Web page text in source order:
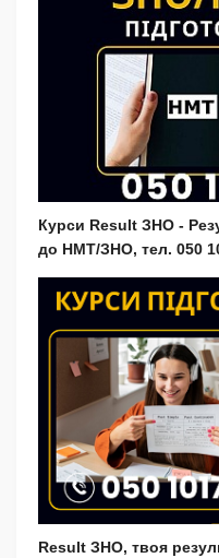
Курси Result ЗНО -
до НМТ/ЗНО, тел. 050
Result ЗНО, твоя